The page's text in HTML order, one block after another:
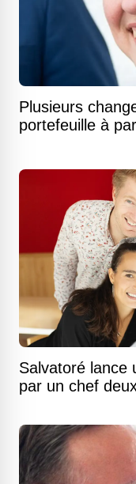
Plusieurs
portefeuille à
Salvatoré lance
par un chef